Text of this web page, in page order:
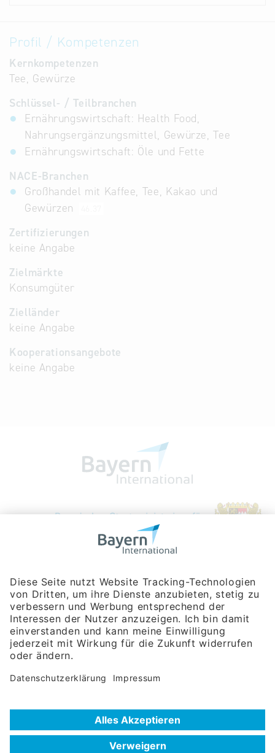
Profil / Kompetenzen
Kernkompetenzen
Tee, Gewürze
Schlüssel- / Teilbranchen
Ernährungswirtschaft: Health Food,
Nahrungsergänzungsmittel, Gewürze, Tee
Ernährungswirtschaft: Öle und Fette
NACE-Branchen
Großhandel mit Kaffee, Tee, Kakao und
Gewürzen
Zertifizierungen
keine Angabe
Zielmärkte
Konsumgüter
Zielländer
keine Angabe
Kooperationsangebote
keine Angabe
Bayerische Gesellschaft für Internationale
Rosenheimer Str. 143C
81671 München
Tel:+49 180 5949260
(Festnetz 14 ct/min, Mobil max. 42 ct/min)
Hotline
Datenschutzerklärung
Nutzungsbedingungen
Häufig gestellte Fragen (FAQ)